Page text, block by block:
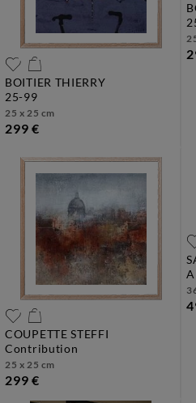
BOITIER THIERRY
25-99
25 x 25 cm
299 €
COUPETTE STEFFI
contribution
25 x 25 cm
299 €